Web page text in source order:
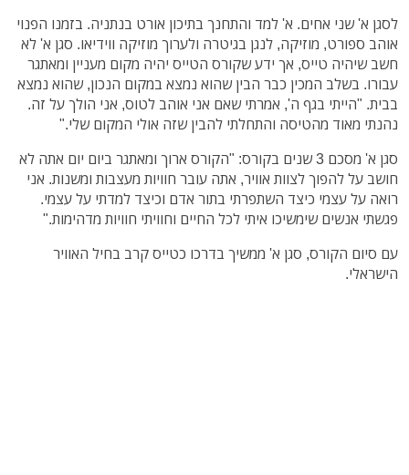
לסגן א' שני אחים. א' למד והתחנך בתיכון אורט בנתניה. בזמנו הפנוי
אוהב ספורט, מוזיקה, לנגן בגיטרה ולערוך מוזיקה ווידיאו. סגן א' לא
חשב שיהיה טייס, אך ידע שקורס הטייס יהיה מקום מעניין ומאתגר
עבורו. בשלב המכין כבר הבין שהוא נמצא במקום הנכון, שהוא נמצא
בבית. "הייתי בגף ה', אמרתי שאם אני אוהב לטוס, אני הולך על זה.
נהנתי מאוד מהטיסה והתחלתי להבין שזה אולי המקום שלי."
סגן א' מסכם 3 שנים בקורס: "הקורס ארוך ומאתגר ביום יום אתה לא
חושב על להפוך לצוות אוויר, אתה עובר חוויות מעצבות ומשנות. אני
רואה על עצמי כיצד השתפרתי בתור אדם וכיצד למדתי על עצמי.
פגשתי אנשים שימשיכו איתי לכל החיים וחוויתי חוויות מדהימות."
עם סיום הקורס, סגן א' ממשיך בדרכו כטייס קרב בחיל האוויר
הישראלי.